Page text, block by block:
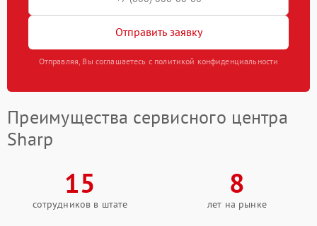
Отправить заявку
Отправляя, Вы соглашаетесь с политикой конфиденциальности
Преимущества сервисного центра
Sharp
15
сотрудников в штате
8
лет на рынке